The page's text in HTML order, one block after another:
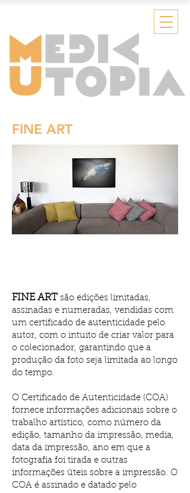
FINE ART
FINE ART são edições limitadas,
assinadas e numeradas, vendidas com
um certificado de autenticidade pelo
autor, com o intuito de criar valor para
o colecionador, garantindo que a
produção da foto seja limitada ao longo
do tempo.
O Certificado de Autenticidade (COA)
fornece informações adicionais sobre o
trabalho artístico, como número da
edição, tamanho da impressão, media,
data da impressão, ano em que a
fotografia foi tirada e outras
informações úteis sobre a impressão. O
COA é assinado e datado pelo